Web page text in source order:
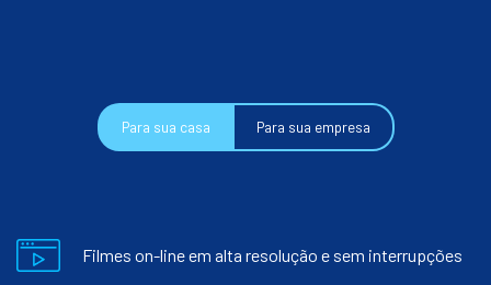
Para sua casa Para sua empresa
Filmes on-line em alta resolução e sem interrupções